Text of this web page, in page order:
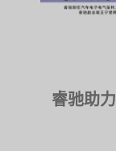
睿驰助